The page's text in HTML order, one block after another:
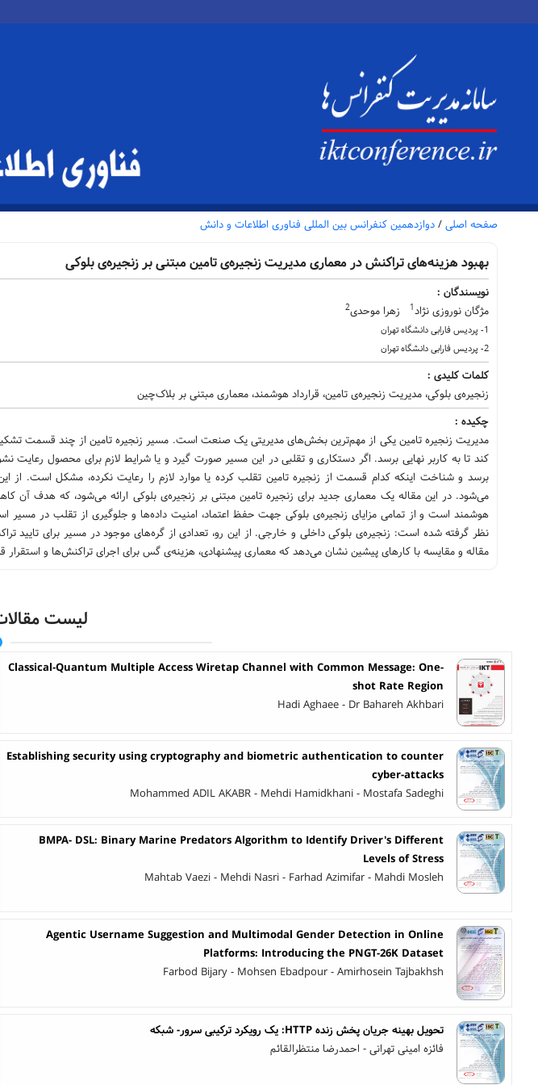
صفحه اصلی / دوازدهمین کنفرانس بین المللی فناوری اطلاعات و دانش
بهبود هزینه‌های تراکنش در معماری مدیریت زنجیره‌ی تامین مبتنی بر زنجیره‌ی بلوکی
نویسندگان :
مژگان نوروزی نژاد1 زهرا موحدی2
1- پردیس فارابی دانشگاه تهران
2- پردیس فارابی دانشگاه تهران
کلمات کلیدی :
زنجیره‌ی بلوکی، مدیریت زنجیره‌ی تامین، قرارداد هوشمند، معماری مبتنی بر بلاک‌چین
چکیده :
مدیریت زنجیره تامین یکی از مهم‌ترین بخش‌های مدیریتی یک صنعت است. مسیر زنجیره تامین از چند قسمت
کند تا به کاربر نهایی برسد. اگر دستکاری و تقلبی در این مسیر صورت گیرد و یا شرایط لازم برای محصول رعایت
برسد و شناخت اینکه کدام قسمت از زنجیره تامین تقلب کرده یا موارد لازم را رعایت نکرده، مشکل است. از
می‌شود. در این مقاله یک معماری جدید برای زنجیره تامین مبتنی بر زنجیره‌ی بلوکی ارائه می‌شود، که هدف آن
هوشمند است و از تمامی مزایای زنجیره‌ی بلوکی جهت حفظ اعتماد، امنیت داده‌ها و جلوگیری از تقلب در مسیر
نظر گرفته شده است: زنجیره‌ی بلوکی داخلی و خارجی. از این رو، تعدادی از گره‌های موجود در مسیر برای تایید
مقاله و مقایسه با کارهای پیشین نشان می‌دهد که معماری پیشنهادی، هزینه‌ی گس برای اجرای تراکنش‌ها و استقرار
لیست
Classical-Quantum Multiple Access Wiretap Channel with Common Message: One-
shot Rate Region
Hadi Aghaee - Dr Bahareh Akhbari
Establishing security using cryptography and biometric authentication to counter
cyber-attacks
Mohammed ADIL AKABR - Mehdi Hamidkhani - Mostafa Sadeghi
BMPA- DSL: Binary Marine Predators Algorithm to Identify Driver's Different
Levels of Stress
Mahtab Vaezi - Mehdi Nasri - Farhad Azimifar - Mahdi Mosleh
Agentic Username Suggestion and Multimodal Gender Detection in Online
Platforms: Introducing the PNGT-26K Dataset
Farbod Bijary - Mohsen Ebadpour - Amirhosein Tajbakhsh
تحویل بهینه جریان پخش زنده HTTP: یک رویکرد ترکیبی سرور- شبکه
فائزه امینی تهرانی - احمدرضا منتظرالقائم